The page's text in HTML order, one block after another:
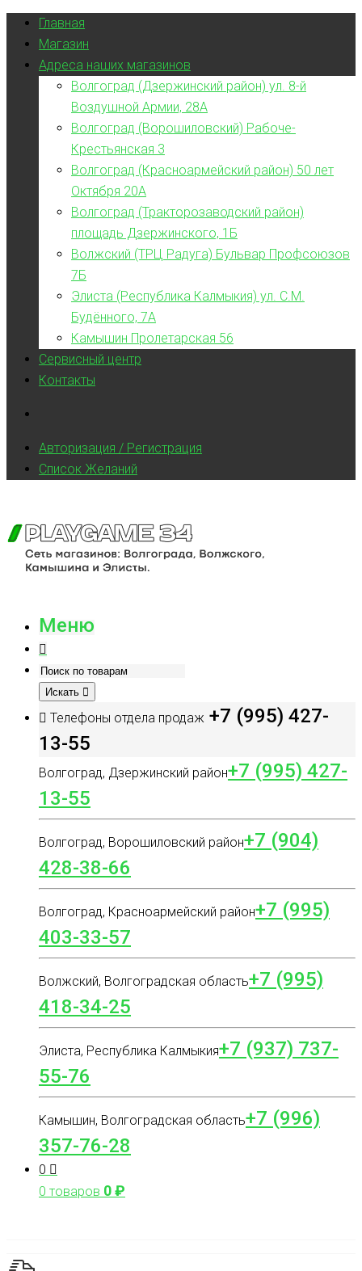
Главная
Магазин
Адреса наших магазинов
Волгоград (Дзержинский район) ул. 8-й
Воздушной Армии, 28А
Волгоград (Ворошиловский) Рабоче-
Крестьянская 3
Волгоград (Красноармейский район) 50 лет
Октября 20А
Волгоград (Тракторозаводский район)
площадь Дзержинского, 1Б
Волжский (ТРЦ Радуга) Бульвар Профсоюзов
7Б
Элиста (Республика Калмыкия) ул. С.М.
Будённого, 7А
Камышин Пролетарская 56
Сервисный центр
Контакты
Авторизация / Регистрация
Список Желаний
Меню
Искать
Телефоны отдела продаж +7 (995) 427-
13-55
Волгоград, Дзержинский район+7 (995) 427-
13-55
Волгоград, Ворошиловский район+7 (904)
428-38-66
Волгоград, Красноармейский район+7 (995)
403-33-57
Волжский, Волгоградская область+7 (995)
418-34-25
Элиста, Республика Калмыкия+7 (937) 737-
55-76
Камышин, Волгоградская область+7 (996)
357-76-28
0
0 товаров 0₽